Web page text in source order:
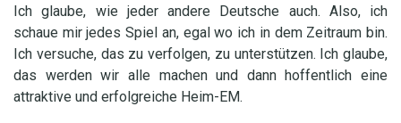
Ich glaube, wie jeder andere Deutsche auch. Also, ich
schaue mir jedes Spiel an, egal wo ich in dem Zeitraum bin.
Ich versuche, das zu verfolgen, zu unterstützen. Ich glaube,
das werden wir alle machen und dann hoffentlich eine
attraktive und erfolgreiche Heim-EM.